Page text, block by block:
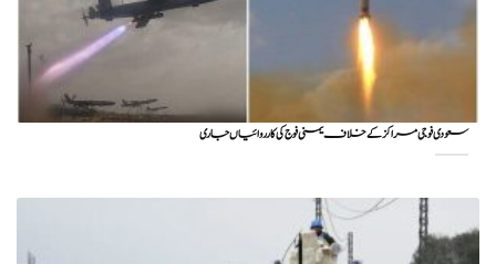
سعودی فوجی مراکز کے خلاف یمنی فوج کی کارروائیاں جاری